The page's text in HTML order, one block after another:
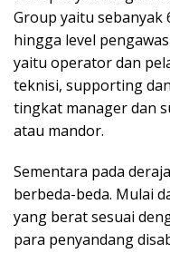
Group yaitu sebanyak
hingga level
yaitu operator dan
teknisi, supporting
tingkat manager dan
atau mandor.
Sementara pada
berbeda-beda. Mulai
yang berat sesuai
para penyandang